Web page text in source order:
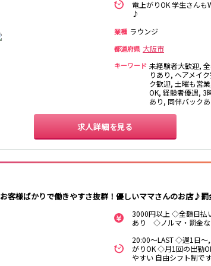
電上がりOK 学生さん
♪
業種 ラウンジ
都道府県 大阪市
キーワード 未経験者大歓迎,
りあり, ヘアメイ
ク歓迎, 土曜も営
OK, 経験者優遇, 3
あり, 同伴バックあ
求人詳細を見る
客様ばかりで働きやすさ抜群！優しいママさんのお店♪罰
3000円以上 ◇全額日
あり ◇ノルマ・罰金な
20:00～LAST ◇週1日
がりOK ◇月1回の出勤
やすい 自由シフト制で